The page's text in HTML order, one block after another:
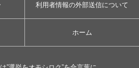
利用者情報の外部送信について
ホーム